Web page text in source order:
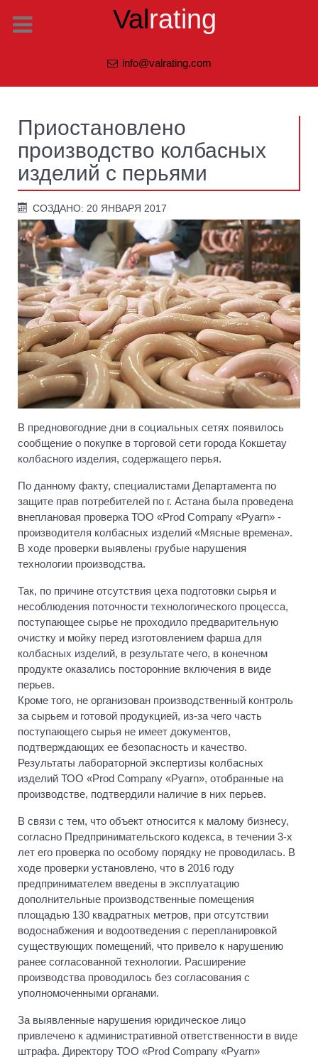
Valrating
info@valrating.com
Приостановлено
производство колбасных
изделий с перьями
СОЗДАНО: 20 ЯНВАРЯ 2017
В предновогодние дни в социальных сетях появилось
сообщение о покупке в торговой сети города Кокшетау
колбасного изделия, содержащего перья.
По данному факту, специалистами Департамента по
защите прав потребителей по г. Астана была проведена
внеплановая проверка ТОО «Prod Company «Pyarn» -
производителя колбасных изделий «Мясные времена».
В ходе проверки выявлены грубые нарушения
технологии производства.
Так, по причине отсутствия цеха подготовки сырья и
несоблюдения поточности технологического процесса,
поступающее сырье не проходило предварительную
очистку и мойку перед изготовлением фарша для
колбасных изделий, в результате чего, в конечном
продукте оказались посторонние включения в виде
перьев.
Кроме того, не организован производственный контроль
за сырьем и готовой продукцией, из-за чего часть
поступающего сырья не имеет документов,
подтверждающих ее безопасность и качество.
Результаты лабораторной экспертизы колбасных
изделий ТОО «Prod Company «Pyarn», отобранные на
производстве, подтвердили наличие в них перьев.
В связи с тем, что объект относится к малому бизнесу,
согласно Предпринимательского кодекса, в течении 3-х
лет его проверка по особому порядку не проводилась. В
ходе проверки установлено, что в 2016 году
предпринимателем введены в эксплуатацию
дополнительные производственные помещения
площадью 130 квадратных метров, при отсутствии
водоснабжения и водоотведения с перепланировкой
существующих помещений, что привело к нарушению
ранее согласованной технологии. Расширение
производства проводилось без согласования с
уполномоченными органами.
За выявленные нарушения юридическое лицо
привлечено к административной ответственности в виде
штрафа. Директору ТОО «Prod Company «Pyarn»